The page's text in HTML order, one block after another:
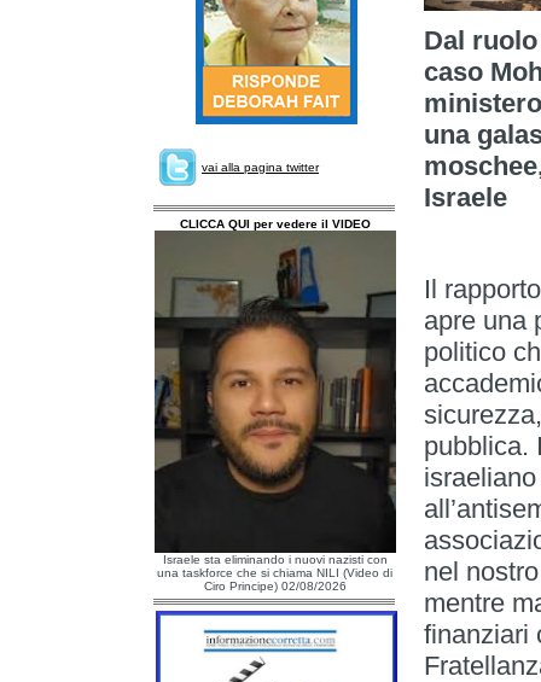
vai alla pagina twitter
CLICCA QUI per vedere il VIDEO
Israele sta eliminando i nuovi nazisti con
una taskforce che si chiama NILI (Video di
Ciro Principe) 02/08/2026
Dal
caso
una
Israele
Il
apre una
politico
pubblica.
nel
mentre
finanziari